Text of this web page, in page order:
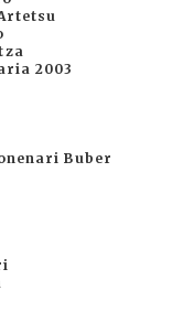
2003
Buber